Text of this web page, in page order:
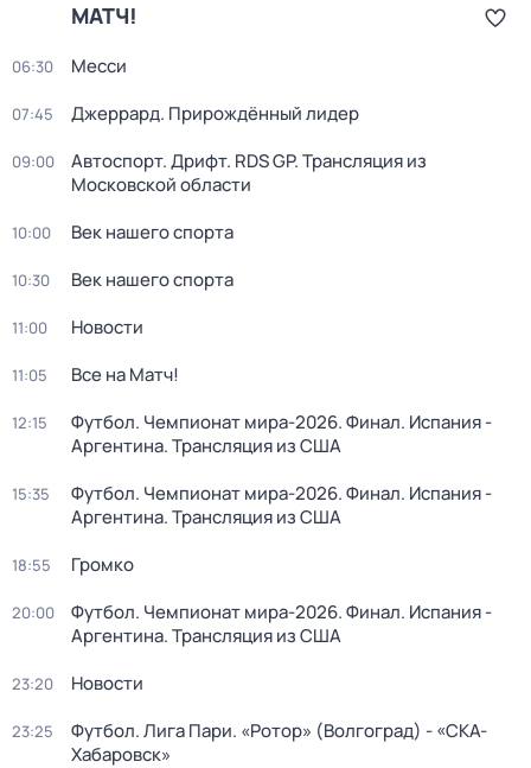
МАТЧ!
06:30 Месси
07:45 Джеррард. Прирождённый лидер
09:00
Автоспорт. Дрифт. RDS GP. Трансляция из
Московской области
10:00 Век нашего спорта
10:30 Век нашего спорта
11:00 Новости
11:05 Все на Матч!
12:15
Футбол. Чемпионат мира-2026. Финал. Испания -
Аргентина. Трансляция из США
15:35
Футбол. Чемпионат мира-2026. Финал. Испания -
Аргентина. Трансляция из США
18:55 Громко
20:00
Футбол. Чемпионат мира-2026. Финал. Испания -
Аргентина. Трансляция из США
23:20 Новости
23:25
Футбол. Лига Пари. «Ротор» (Волгоград) - «СКА-
Хабаровск»